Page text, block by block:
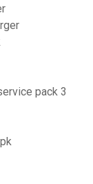
pack 3